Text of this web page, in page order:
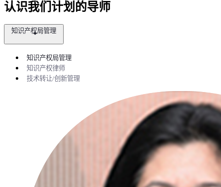
认识我们计划的导师
知识产权局管理
知识产权局管理
知识产权律师
技术转让/创新管理